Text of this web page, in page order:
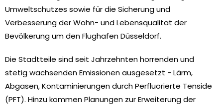
Umweltschutzes sowie für die Sicherung und
Verbesserung der Wohn- und Lebensqualität der
Bevölkerung um den Flughafen Düsseldorf.
Die Stadtteile sind seit Jahrzehnten horrenden und
stetig wachsenden Emissionen ausgesetzt - Lärm,
Abgasen, Kontaminierungen durch Perfluorierte Tenside
(PFT). Hinzu kommen Planungen zur Erweiterung der